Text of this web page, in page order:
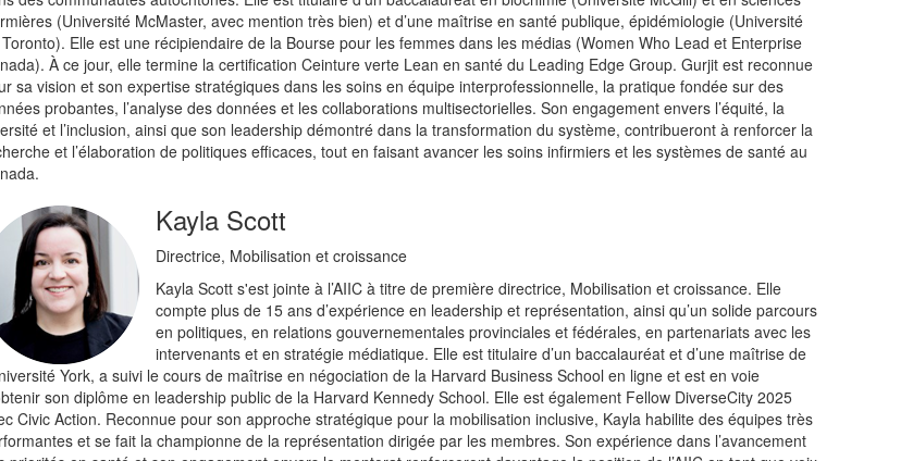
(Université McMaster, avec mention très bien) et d’une maîtrise en santé publique, épidémiologie (Université
Elle est une récipiendaire de la Bourse pour les femmes dans les médias (Women Who Lead et Enterprise
À ce jour, elle termine la certification Ceinture verte Lean en santé du Leading Edge Group. Gurjit est reconnue
sa vision et son expertise stratégiques dans les soins en équipe interprofessionnelle, la pratique fondée sur des
probantes, l’analyse des données et les collaborations multisectorielles. Son engagement envers l’équité, la
et l’inclusion, ainsi que son leadership démontré dans la transformation du système, contribueront à renforcer la
et l’élaboration de politiques efficaces, tout en faisant avancer les soins infirmiers et les systèmes de santé au
Kayla Scott
Directrice, Mobilisation et croissance
Kayla Scott s'est jointe à l’AIIC à titre de première directrice, Mobilisation et croissance. Elle
compte plus de 15 ans d’expérience en leadership et représentation, ainsi qu’un solide parcours
en politiques, en relations gouvernementales provinciales et fédérales, en partenariats avec les
intervenants et en stratégie médiatique. Elle est titulaire d’un baccalauréat et d’une maîtrise de
York, a suivi le cours de maîtrise en négociation de la Harvard Business School en ligne et est en voie
son diplôme en leadership public de la Harvard Kennedy School. Elle est également Fellow DiverseCity 2025
Civic Action. Reconnue pour son approche stratégique pour la mobilisation inclusive, Kayla habilite des équipes très
et se fait la championne de la représentation dirigée par les membres. Son expérience dans l’avancement